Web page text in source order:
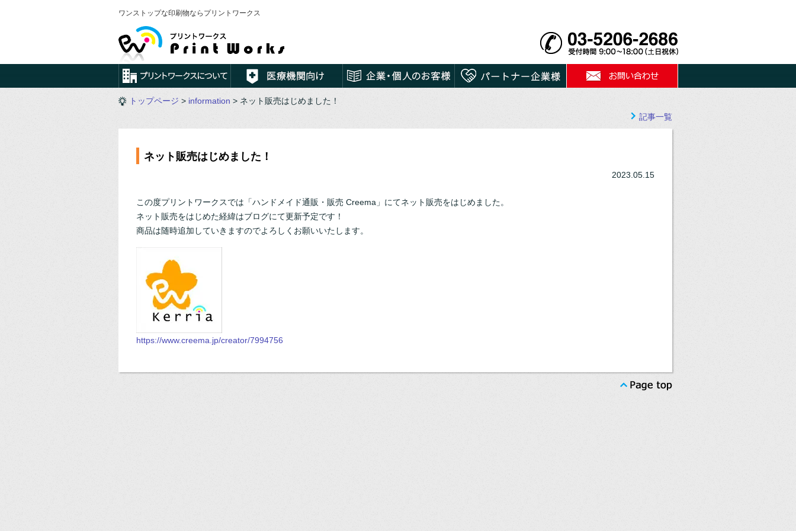
ワンストップな印刷物ならプリントワークス
トップページ > information > ネット販売はじめました！
記事一覧
ネット販売はじめました！
2023.05.15
この度プリントワークスでは「ハンドメイド通販・販売 Creema」にてネット販売をはじめました。
ネット販売をはじめた経緯はブログにて更新予定です！
商品は随時追加していきますのでよろしくお願いいたします。
https://www.creema.jp/creator/7994756